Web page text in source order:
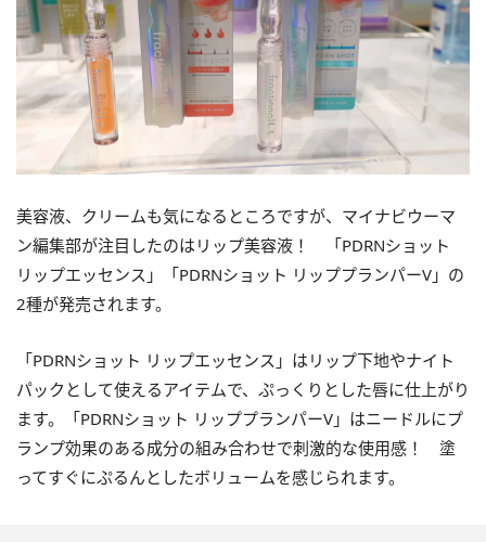
美容液、クリームも気になるところですが、マイナビウーマ
ン編集部が注目したのはリップ美容液！ 「PDRNショット
リップエッセンス」「PDRNショット リッププランパーV」の
2種が発売されます。
「PDRNショット リップエッセンス」はリップ下地やナイト
パックとして使えるアイテムで、ぷっくりとした唇に仕上がり
ます。「PDRNショット リッププランパーV」はニードルにプ
ランプ効果のある成分の組み合わせで刺激的な使用感！ 塗
ってすぐにぷるんとしたボリュームを感じられます。